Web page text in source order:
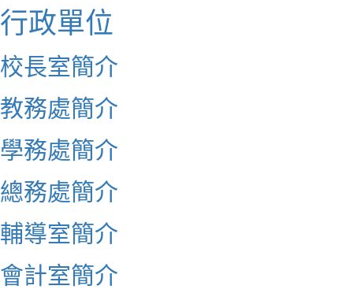
行政單位
校長室簡介
教務處簡介
學務處簡介
總務處簡介
輔導室簡介
會計室簡介